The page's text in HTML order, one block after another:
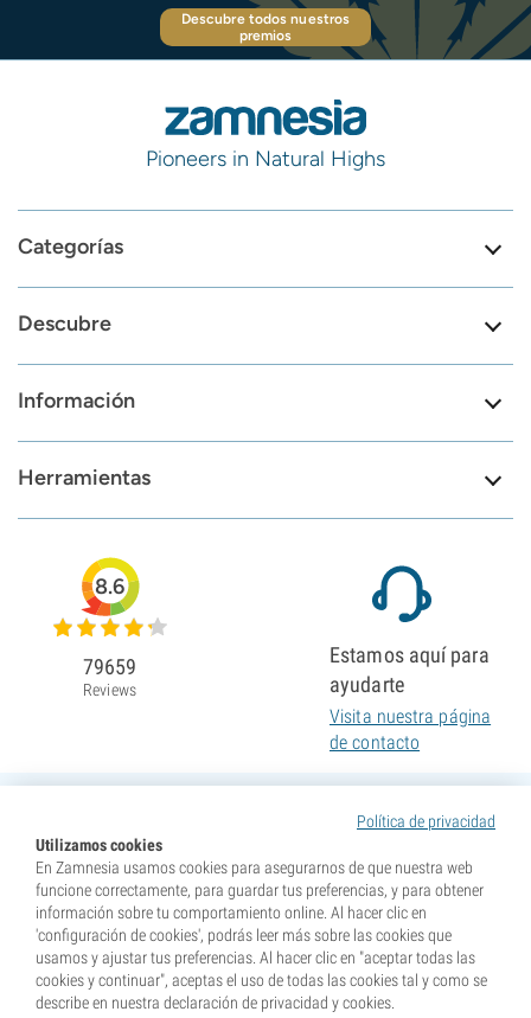
Descubre todos nuestros
premios
Pioneers in Natural Highs
Categorías
Descubre
Información
Herramientas
Política de privacidad
Utilizamos cookies
En Zamnesia usamos cookies para asegurarnos de que nuestra web
funcione correctamente, para guardar tus preferencias, y para obtener
información sobre tu comportamiento online. Al hacer clic en
'configuración de cookies', podrás leer más sobre las cookies que
usamos y ajustar tus preferencias. Al hacer clic en "aceptar todas las
cookies y continuar", aceptas el uso de todas las cookies tal y como se
describe en nuestra declaración de privacidad y cookies.
8.6
79659
Reviews
Estamos aquí para
ayudarte
Visita nuestra página
de contacto